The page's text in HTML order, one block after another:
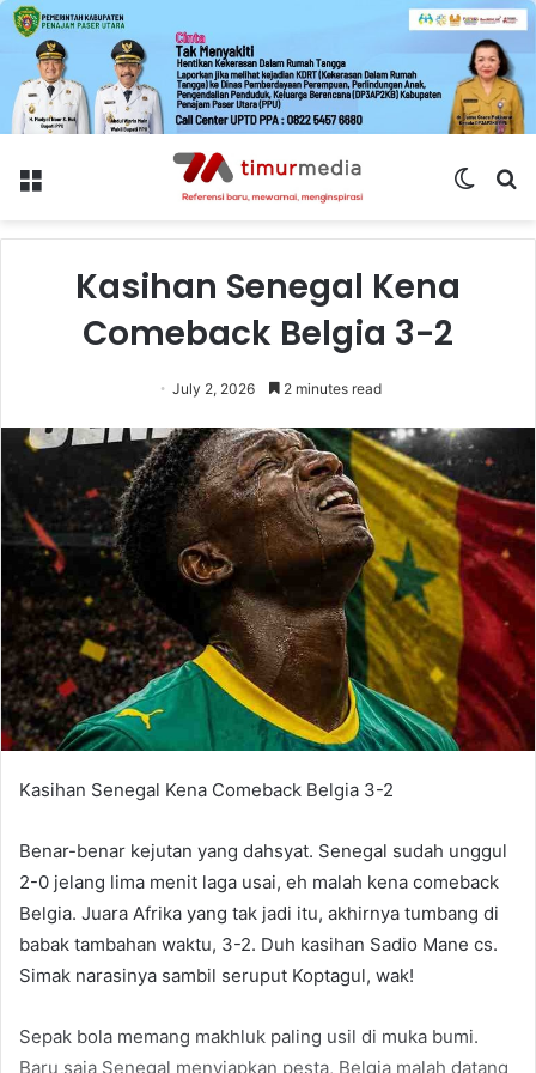
Menu
Switch
Kasihan Senegal Kena
Comeback Belgia 3-2
July 2, 2026 2 minutes read
Kasihan Senegal Kena Comeback Belgia 3-2
Benar-benar kejutan yang dahsyat. Senegal sudah unggul
2-0 jelang lima menit laga usai, eh malah kena comeback
Belgia. Juara Afrika yang tak jadi itu, akhirnya tumbang di
babak tambahan waktu, 3-2. Duh kasihan Sadio Mane cs.
Simak narasinya sambil seruput Koptagul, wak!
Sepak bola memang makhluk paling usil di muka bumi.
Baru saja Senegal menyiapkan pesta, Belgia malah datang